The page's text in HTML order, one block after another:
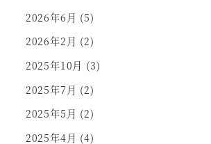
2026年6月 (5)
2026年2月 (2)
2025年10月 (3)
2025年7月 (2)
2025年5月 (2)
2025年4月 (4)